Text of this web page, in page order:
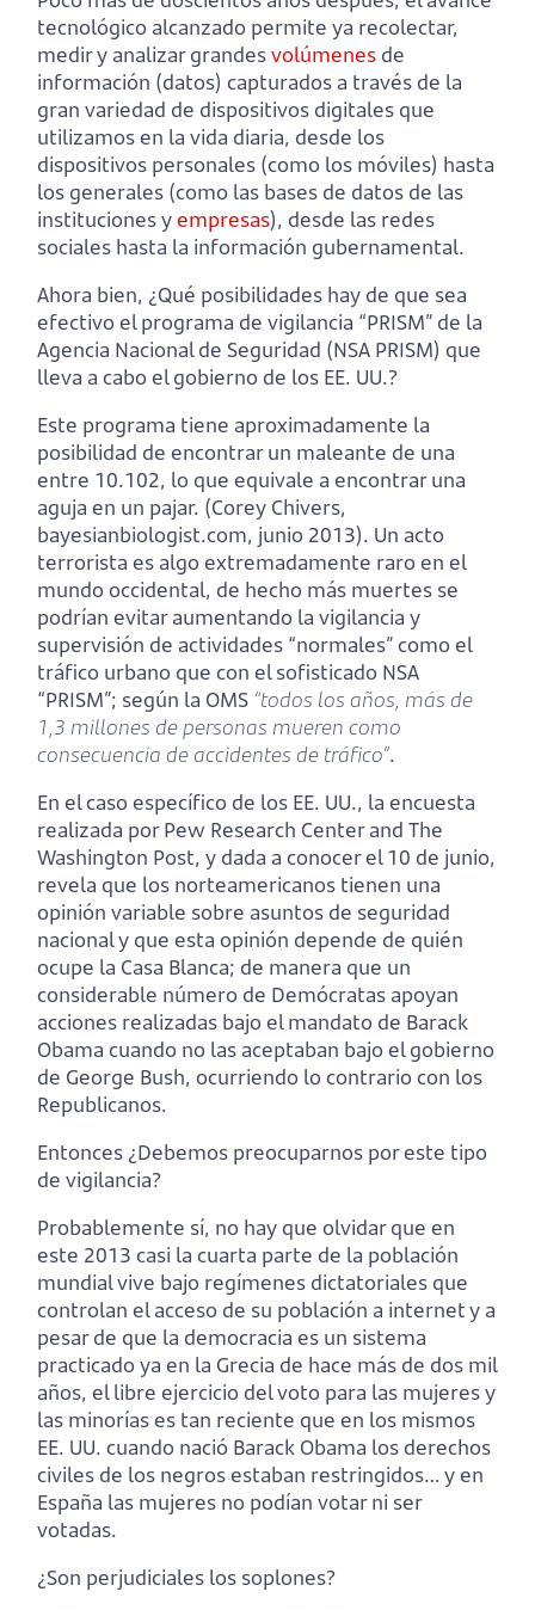
tecnológico alcanzado permite ya recolectar,
medir y analizar grandesvolúmenes de
información (datos) capturados a través de la
gran variedad de dispositivos digitales que
utilizamos en la vida diaria, desde los
dispositivos personales (como los móviles) hasta
los generales (como las bases de datos de las
instituciones yempresas), desde las redes
sociales hasta la información gubernamental.
Ahora bien, ¿Qué posibilidades hay de que sea
efectivo el programa de vigilancia “PRISM” de la
Agencia Nacional de Seguridad (NSA PRISM) que
lleva a cabo el gobierno de los EE. UU.?
Este programa tiene aproximadamente la
posibilidad de encontrar un maleante de una
entre 10.102, lo que equivale a encontrar una
aguja en un pajar. (Corey Chivers,
bayesianbiologist.com, junio 2013). Un acto
terrorista es algo extremadamente raro en el
mundo occidental, de hecho más muertes se
podrían evitar aumentando la vigilancia y
supervisión de actividades “normales” como el
tráfico urbano que con el sofisticado NSA
“PRISM”; según la OMS “todos los años, más de
1,3 millones de personas mueren como
consecuencia de accidentes de tráfico”.
En el caso específico de los EE. UU., la encuesta
realizada por Pew Research Center and The
Washington Post, y dada a conocer el 10 de junio,
revela que los norteamericanos tienen una
opinión variable sobre asuntos de seguridad
nacional y que esta opinión depende de quién
ocupe la Casa Blanca; de manera que un
considerable número de Demócratas apoyan
acciones realizadas bajo el mandato de Barack
Obama cuando no las aceptaban bajo el gobierno
de George Bush, ocurriendo lo contrario con los
Republicanos.
Entonces ¿Debemos preocuparnos por este tipo
de vigilancia?
Probablemente sí, no hay que olvidar que en
este 2013 casi la cuarta parte de la población
mundial vive bajo regímenes dictatoriales que
controlan el acceso de su población a internet y a
pesar de que la democracia es un sistema
practicado ya en la Grecia de hace más de dos mil
años, el libre ejercicio del voto para las mujeres y
las minorías es tan reciente que en los mismos
EE. UU. cuando nació Barack Obama los derechos
civiles de los negros estaban restringidos… y en
España las mujeres no podían votar ni ser
votadas.
¿Son perjudiciales los soplones?